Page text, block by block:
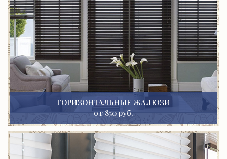
ГОРИЗОНТАЛЬНЫЕ ЖАЛЮЗИ
от 850 руб.